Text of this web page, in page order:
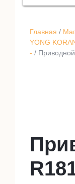
Главная /
YONG
- /